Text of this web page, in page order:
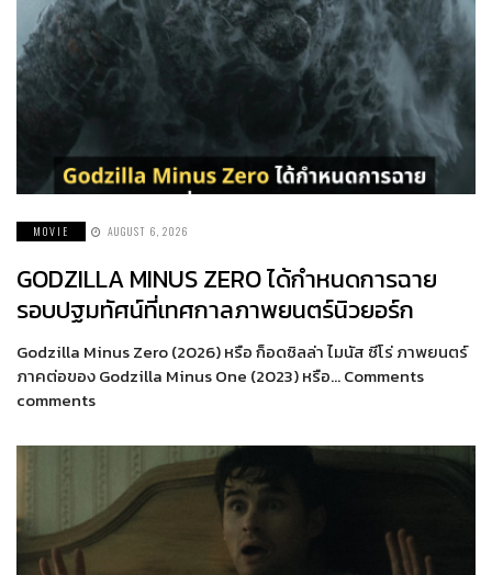
MOVIE AUGUST 6, 2026
GODZILLA MINUS ZERO ได้กำหนดการฉาย
รอบปฐมทัศน์ที่เทศกาลภาพยนตร์นิวยอร์ก
Godzilla Minus Zero (2026) หรือ ก็อดซิลล่า ไมนัส ซีโร่ ภาพยนตร์
ภาคต่อของ Godzilla Minus One (2023) หรือ… Comments
comments